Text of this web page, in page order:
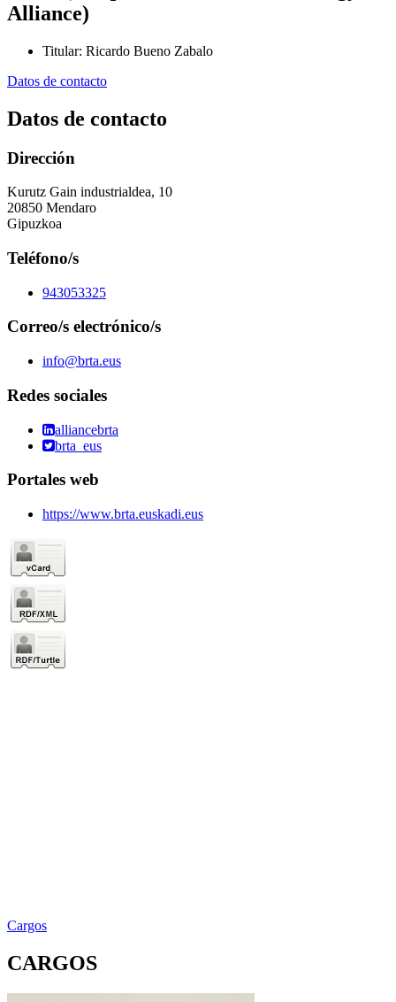
Alliance)
Titular: Ricardo Bueno Zabalo
Datos de contacto
Datos de contacto
Dirección
Kurutz Gain industrialdea, 10
20850 Mendaro
Gipuzkoa
Teléfono/s
943053325
Correo/s electrónico/s
info@brta.eus
Redes sociales
alliancebrta
brta_eus
Portales web
https://www.brta.euskadi.eus
Cargos
CARGOS